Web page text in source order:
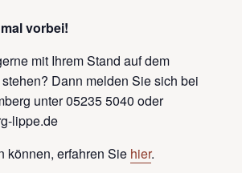
vorbei!
mit Ihrem Stand auf dem
Dann melden Sie sich bei
unter 05235 5040 oder
lippe.de
können, erfahren Sie hier.